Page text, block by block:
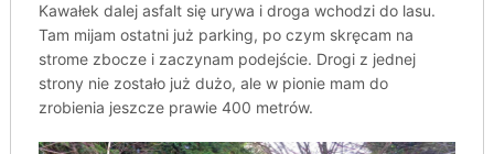
Kawałek dalej asfalt się urywa i droga wchodzi do lasu.
Tam mijam ostatni już parking, po czym skręcam na
strome zbocze i zaczynam podejście. Drogi z jednej
strony nie zostało już dużo, ale w pionie mam do
zrobienia jeszcze prawie 400 metrów.